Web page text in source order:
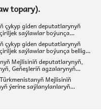
topary).
çykyp giden deputatlarynyň
saýlawlar boýunça bellige
Mejlisiniň deputatlarynyň,
Geňeşleriň agzalarynyň
Mejlisiniň
ýerine saýlanylanlaryň